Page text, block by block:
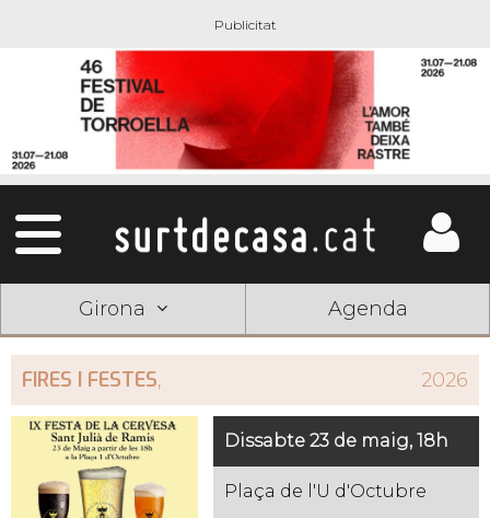
Girona Agenda
FIRES I FESTES, 2026
Dissabte 23 de maig, 18h
Plaça de l'U d'Octubre